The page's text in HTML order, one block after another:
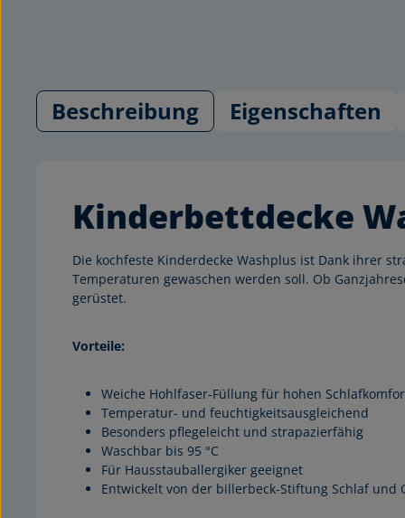
Beschreibung Eigenschaften
Kinderbettdecke
Die kochfeste Kinderdecke Washplus ist Dank ihrer
Temperaturen gewaschen werden soll. Ob
gerüstet.
Vorteile:
Weiche Hohlfaser-Füllung für hohen
Temperatur- und feuchtigkeitsausgleichend
Besonders pflegeleicht und strapazierfähig
Waschbar bis 95 °C
Für Hausstauballergiker geeignet
Entwickelt von der billerbeck-Stiftung Schlaf und